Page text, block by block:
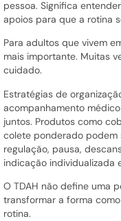
pessoa. Significa
apoios para que a rotina
Para adultos que vivem
mais importante. Muitas
cuidado.
Estratégias de
acompanhamento
juntos. Produtos como
colete ponderado podem
regulação, pausa,
indicação individualizada
O TDAH não define uma
transformar a forma
rotina.